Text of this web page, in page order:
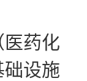
药化
设施